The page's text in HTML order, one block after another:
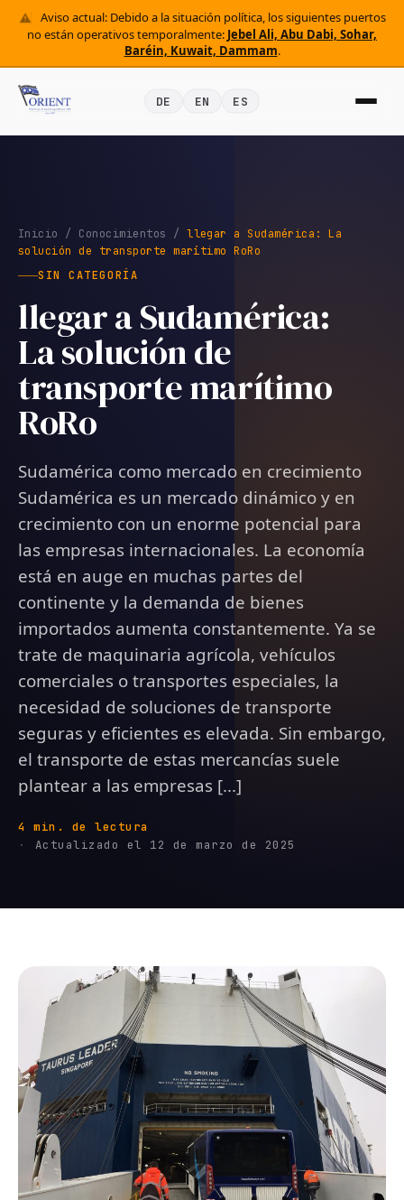
Aviso actual: Debido a la situación política, los siguientes puertos
no están operativos temporalmente: Jebel Ali, Abu Dabi, Sohar,
Baréin, Kuwait, Dammam.
DE EN ES
Inicio / Conocimientos /llegar a Sudamérica: La
solución de transporte marítimo RoRo
SIN CATEGORÍA
llegar a Sudamérica:
La solución de
transporte marítimo
RoRo
Sudamérica como mercado en crecimiento
Sudamérica es un mercado dinámico y en
crecimiento con un enorme potencial para
las empresas internacionales. La economía
está en auge en muchas partes del
continente y la demanda de bienes
importados aumenta constantemente. Ya se
trate de maquinaria agrícola, vehículos
comerciales o transportes especiales, la
necesidad de soluciones de transporte
seguras y eficientes es elevada. Sin embargo,
el transporte de estas mercancías suele
plantear a las empresas [...]
4 min. de lectura
Actualizado el 12 de marzo de 2025